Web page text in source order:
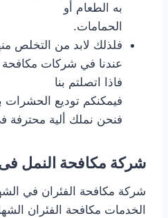
به الطعام أو
الحمامات.
فلذلك لابد من التخلص
عندنا في شركات
فاذا اتصلتم بنا
فيمكنكم توديع الحشرات
فنحن نملك ألية
شركة مكافحة النمل
شركة مكافحة الفئران في
الخدمات مكافحة الفئران